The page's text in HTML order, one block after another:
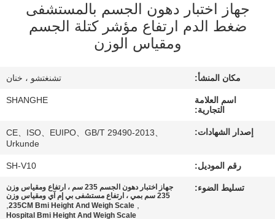
المصنع
مراقبة
اتصل
جهاز اختبار دهون الجسم بالمستشفى
ضغط الدم ارتفاع مؤشر كتلة الجسم
ومقياس الوزن
مكان المنشأ: تشنغتشو ، خنان
اسم العلامة
التجارية:
SHANGHE
إصدار الشهادات:
CE、ISO、EUIPO、GB/T 29490-2013、
Urkunde
رقم الموديل: SH-V10
تسليط الضوء:
جهاز اختبار دهون الجسم 235 سم ، ارتفاع ومقياس وزن
235 سم بمي ، ارتفاع مستشفى بي إم آي ومقياس وزن
,
235CM Bmi Height And Weigh Scale
,
Hospital Bmi Height And Weigh Scale